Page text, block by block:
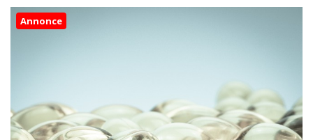
Annonce